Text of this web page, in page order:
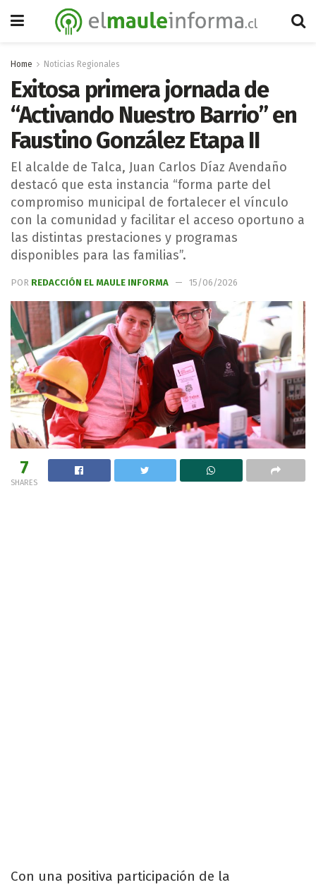
Home Noticias Regionales
Exitosa primera jornada de
“Activando Nuestro Barrio” en
Faustino González Etapa II
El alcalde de Talca, Juan Carlos Díaz Avendaño
destacó que esta instancia “forma parte del
compromiso municipal de fortalecer el vínculo
con la comunidad y facilitar el acceso oportuno a
las distintas prestaciones y programas
disponibles para las familias”.
POR REDACCIÓN EL MAULE INFORMA 15/06/2026
7
SHARES
Con una positiva participación de la